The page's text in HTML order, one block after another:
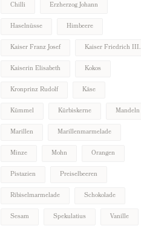
Chilli Erzherzog Johann
Haselnüsse Himbeere
Kaiser Franz Josef Kaiser Friedrich III.
Kaiserin Elisabeth Kokos
Kronprinz Rudolf Käse
Kümmel Kürbiskerne Mandeln
Marillen Marillenmarmelade
Minze Mohn Orangen
Pistazien Preiselbeeren
Ribiselmarmelade Schokolade
Sesam Spekulatius Vanille
€